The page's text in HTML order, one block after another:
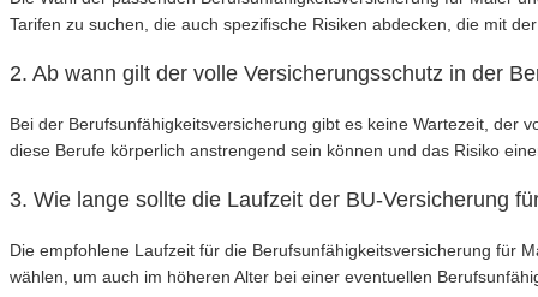
Tarifen zu suchen, die auch spezifische Risiken abdecken, die mit
2. Ab wann gilt der volle Versicherungsschutz in der
Bei der Berufsunfähigkeitsversicherung gibt es keine Wartezeit, der
diese Berufe körperlich anstrengend sein können und das Risiko
3. Wie lange sollte die Laufzeit der BU-Versicherung
Die empfohlene Laufzeit für die Berufsunfähigkeitsversicherung für
wählen, um auch im höheren Alter bei einer eventuellen